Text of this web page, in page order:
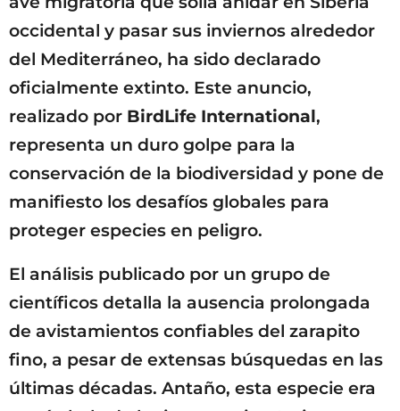
occidental y pasar sus inviernos alrededor
del Mediterráneo, ha sido declarado
oficialmente extinto. Este anuncio,
realizado por BirdLife International,
representa un duro golpe para la
conservación de la biodiversidad y pone de
manifiesto los desafíos globales para
proteger especies en peligro.
El análisis publicado por un grupo de
científicos detalla la ausencia prolongada
de avistamientos confiables del zarapito
fino, a pesar de extensas búsquedas en las
últimas décadas. Antaño, esta especie era